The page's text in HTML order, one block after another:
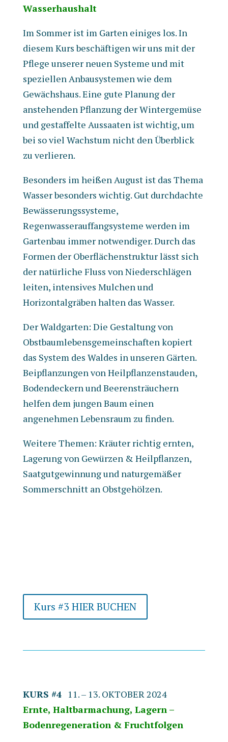
Wasserhaushalt
Im Sommer ist im Garten einiges los. In
diesem Kurs beschäftigen wir uns mit der
Pflege unserer neuen Systeme und mit
speziellen Anbausystemen wie dem
Gewächshaus. Eine gute Planung der
anstehenden Pflanzung der Wintergemüse
und gestaffelte Aussaaten ist wichtig, um
bei so viel Wachstum nicht den Überblick
zu verlieren.
Besonders im heißen August ist das Thema
Wasser besonders wichtig. Gut durchdachte
Bewässerungssysteme,
Regenwasserauffangsysteme werden im
Gartenbau immer notwendiger. Durch das
Formen der Oberflächenstruktur lässt sich
der natürliche Fluss von Niederschlägen
leiten, intensives Mulchen und
Horizontalgräben halten das Wasser.
Der Waldgarten: Die Gestaltung von
Obstbaumlebensgemeinschaften kopiert
das System des Waldes in unseren Gärten.
Beipflanzungen von Heilpflanzenstauden,
Bodendeckern und Beerensträuchern
helfen dem jungen Baum einen
angenehmen Lebensraum zu finden.
Weitere Themen: Kräuter richtig ernten,
Lagerung von Gewürzen & Heilpflanzen,
Saatgutgewinnung und naturgemäßer
Sommerschnitt an Obstgehölzen.
Kurs #3 HIER BUCHEN
KURS #411. – 13. OKTOBER 2024
Ernte, Haltbarmachung, Lagern –
Bodenregeneration & Fruchtfolgen